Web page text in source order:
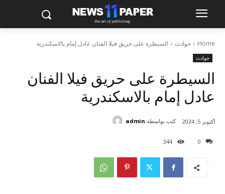
Home حوادث السيطرة على حريق فيلا الفنان عادل إمام بالاسكندرية
حوادث
السيطرة على حريق فيلا الفنان
عادل إمام بالاسكندرية
0
344
أكتوبر 5, 2024 كتب بواسطة admin